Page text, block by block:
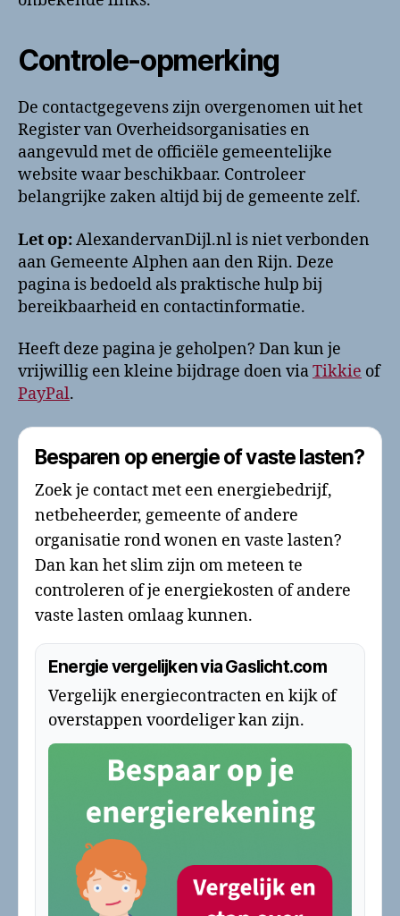
Controle-opmerking
De contactgegevens zijn overgenomen uit het
Register van Overheidsorganisaties en
aangevuld met de officiële gemeentelijke
website waar beschikbaar. Controleer
belangrijke zaken altijd bij de gemeente zelf.
Let op:AlexandervanDijl.nl is niet verbonden
aan Gemeente Alphen aan den Rijn. Deze
pagina is bedoeld als praktische hulp bij
bereikbaarheid en contactinformatie.
Heeft deze pagina je geholpen? Dan kun je
vrijwillig een kleine bijdrage doen viaTikkie of
PayPal.
Besparen op energie of vaste lasten?
Zoek je contact met een energiebedrijf,
netbeheerder, gemeente of andere
organisatie rond wonen en vaste lasten?
Dan kan het slim zijn om meteen te
controleren of je energiekosten of andere
vaste lasten omlaag kunnen.
Energie vergelijken via Gaslicht.com
Vergelijk energiecontracten en kijk of
overstappen voordeliger kan zijn.